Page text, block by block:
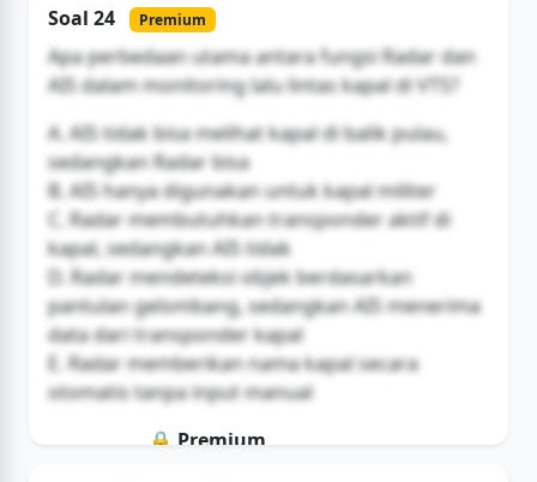
Buka Akses
Soal 24 Premium
Apa perbedaan utama antara fungsi Radar dan
AIS dalam monitoring lalu lintas kapal di VTS?
A. AIS tidak bisa melihat kapal di balik pulau,
sedangkan Radar bisa
B. AIS hanya digunakan untuk kapal militer
C. Radar membutuhkan transponder aktif di
kapal, sedangkan AIS tidak
D. Radar mendeteksi objek berdasarkan
pantulan gelombang, sedangkan AIS menerima
data dari transponder kapal
E. Radar memberikan nama kapal secara
otomatis tanpa input manual
🔒 Premium